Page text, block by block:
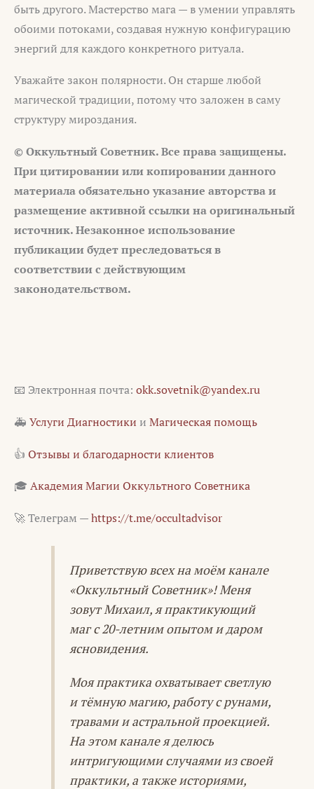
быть другого. Мастерство мага — в умении управлять
обоими потоками, создавая нужную конфигурацию
энергий для каждого конкретного ритуала.
Уважайте закон полярности. Он старше любой
магической традиции, потому что заложен в саму
структуру мироздания.
© Оккультный Советник. Все права защищены.
При цитировании или копировании данного
материала обязательно указание авторства и
размещение активной ссылки на оригинальный
источник. Незаконное использование
публикации будет преследоваться в
соответствии с действующим
законодательством.
📧 Электронная почта: okk.sovetnik@yandex.ru
🚑 Услуги Диагностики и Магическая помощь
👍 Отзывы и благодарности клиентов
🎓 Академия Магии Оккультного Советника
🚀 Телеграм —https://t.me/occultadvisor
Приветствую всех на моём канале
«Оккультный Советник»! Меня
зовут Михаил, я практикующий
маг с 20-летним опытом и даром
ясновидения.
Моя практика охватывает светлую
и тёмную магию, работу с рунами,
травами и астральной проекцией.
На этом канале я делюсь
интригующими случаями из своей
практики, а также историями,